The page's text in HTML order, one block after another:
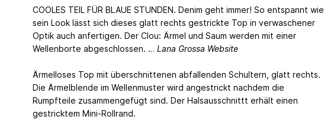
COOLES TEIL FÜR BLAUE STUNDEN. Denim geht immer! So entspannt wie
sein Look lässt sich dieses glatt rechts gestrickte Top in verwaschener
Optik auch anfertigen. Der Clou: Ärmel und Saum werden mit einer
Wellenborte abgeschlossen. … Lana Grossa Website
Ärmelloses Top mit überschnittenen abfallenden Schultern, glatt rechts.
Die Ärmelblende im Wellenmuster wird angestrickt nachdem die
Rumpfteile zusammengefügt sind. Der Halsausschnittt erhält einen
gestricktem Mini-Rollrand.